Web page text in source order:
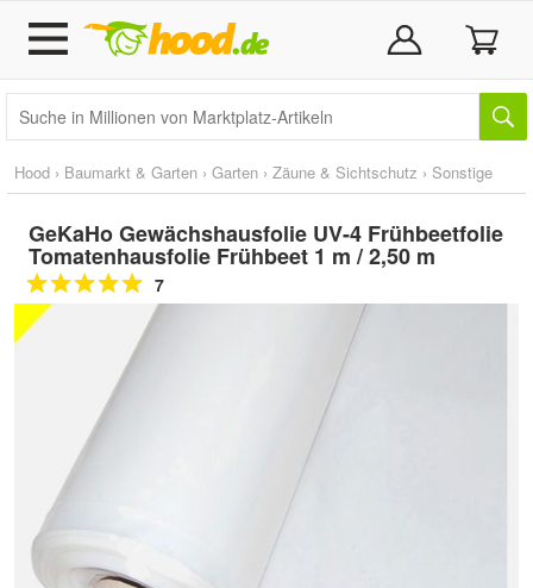
Hood › Baumarkt & Garten › Garten › Zäune & Sichtschutz › Sonstige
GeKaHo Gewächshausfolie UV-4 Frühbeetfolie
Tomatenhausfolie Frühbeet 1 m / 2,50 m
7